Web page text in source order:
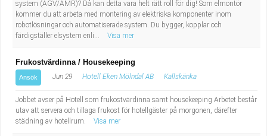
system (AGV/AMR)? Då kan detta vara helt rätt roll för dig! Som elmontör
kommer du att arbeta med montering av elektriska komponenter inom
robotlösningar och automatiserade system. Du bygger, kopplar och
färdigställer elsystem enli...
Visa mer
Frukostvärdinna / Housekeeping
Ansök Jun 29 Hotell Eken Mölndal AB Kallskänka
Jobbet avser på Hotell som frukostvärdinna samt housekeeping Arbetet består
utav att servera och tillaga frukost för hotellgäster på morgonen, därefter
städning av hotellrum.
Visa mer